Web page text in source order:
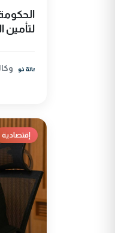
لتأمين
إقتصادية